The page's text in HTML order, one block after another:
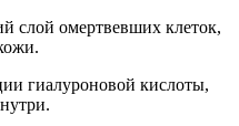
слой омертвевших клеток,
гиалуроновой кислоты,